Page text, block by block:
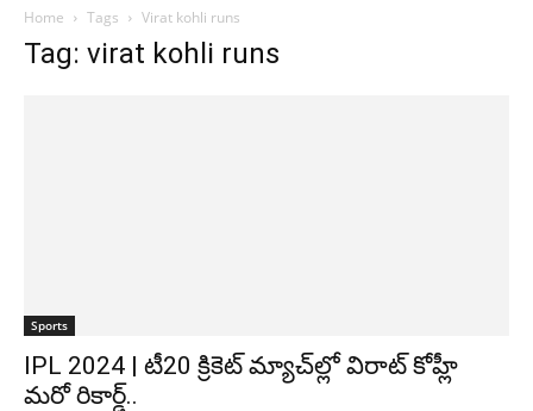
Home Tags Virat kohli runs
Tag: virat kohli runs
Sports
IPL 2024 | టీ20 క్రికెట్ మ్యాచ్‌ల్లో విరాట్ కోహ్లీ
మ‌రో రికార్డ్‌..